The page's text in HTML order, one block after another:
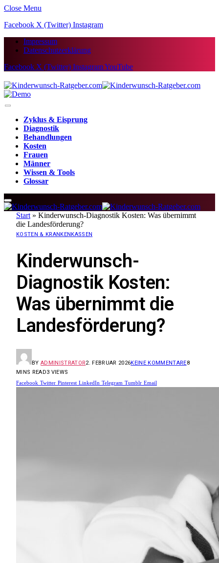
Close Menu
Facebook X (Twitter) Instagram
Impressum
Datenschutzerklärung
Facebook X (Twitter) InstagramYouTube
Zyklus & Eisprung
Diagnostik
Behandlungen
Kosten
Frauen
Männer
Wissen & Tools
Glossar
Start » Kinderwunsch-Diagnostik Kosten: Was übernimmt
die Landesförderung?
KOSTEN & KRANKENKASSEN
Kinderwunsch-
Diagnostik Kosten:
Was übernimmt die
Landesförderung?
BY ADMINISTRATOR2. FEBRUAR 2026KEINE KOMMENTARE8
MINS READ3 VIEWS
Facebook Twitter Pinterest LinkedIn Telegram Tumblr Email